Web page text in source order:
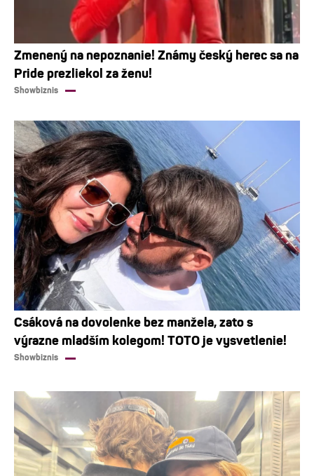
Zmenený na nepoznanie! Známy český herec sa na
Pride prezliekol za ženu!
Showbiznis
Csáková na dovolenke bez manžela, zato s
výrazne mladším kolegom! TOTO je vysvetlenie!
Showbiznis